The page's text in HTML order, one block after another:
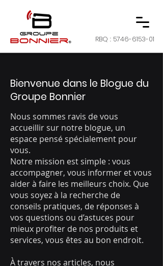
RBQ : 5746-6153-01
Bienvenue dans le Blogue du
Groupe Bonnier
Nous sommes ravis de vous
accueillir sur notre blogue, un
espace pensé spécialement pour
vous.
Notre mission est simple : vous
accompagner, vous informer et vous
aider à faire les meilleurs choix. Que
vous soyez à la recherche de
conseils pratiques, de réponses à
vos questions ou d’astuces pour
mieux profiter de nos produits et
services, vous êtes au bon endroit.
À travers nos articles, nous